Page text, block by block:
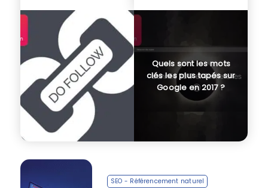
Quels sont les mots
clés les plus tapés sur
Google en 2017 ?
SEO - Référencement naturel